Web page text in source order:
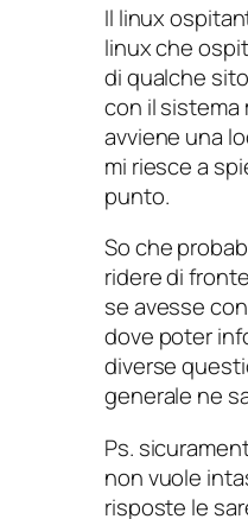
Il linux
linux che
di qualche
con il sistema
avviene una
mi riesce a
punto.
So che
ridere di
se avesse
dove poter
diverse
generale ne
Ps.
non vuole
risposte le